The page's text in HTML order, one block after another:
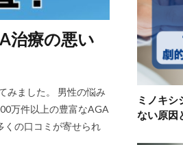
治療の悪い
みました。 男性の悩み
万件以上の豊富なAGA
くの口コミが寄せられ
ミノキシ
ない原因